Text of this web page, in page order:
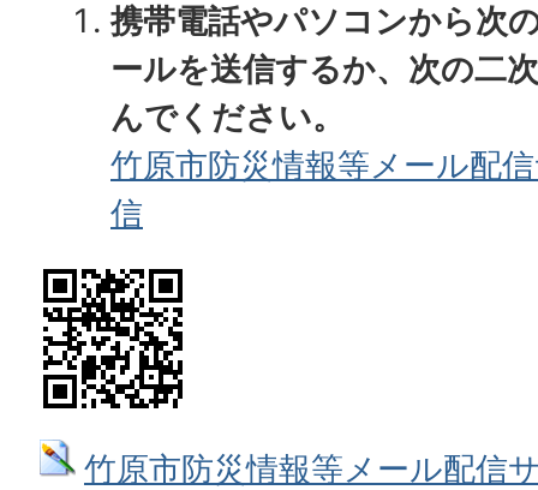
携帯電話やパソコンから次
ールを送信するか、次の二
んでください。
竹原市防災情報等メール配
信
竹原市防災情報等メール配信